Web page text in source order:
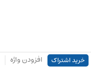
خرید اشتراک افزودن واژه